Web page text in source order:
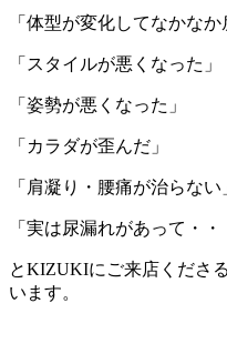
「体型が変化してなかなか
「スタイルが悪くなった」
「姿勢が悪くなった」
「カラダが歪んだ」
「肩凝り・腰痛が治らない
「実は尿漏れがあって・・
とKIZUKIにご来店くださ
います。